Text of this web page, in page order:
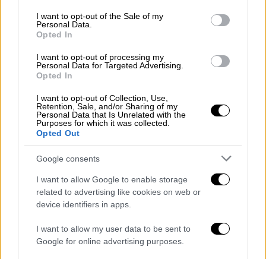
consent section.
I want to opt-out of the Sale of my
Personal Data.
Opted In
I want to opt-out of processing my
Personal Data for Targeted Advertising.
Opted In
I want to opt-out of Collection, Use,
Retention, Sale, and/or Sharing of my
Personal Data that Is Unrelated with the
Purposes for which it was collected.
Opted Out
Google consents
I want to allow Google to enable storage
related to advertising like cookies on web or
device identifiers in apps.
I want to allow my user data to be sent to
Google for online advertising purposes.
Όσον αφοράστη στάση του Μητροπολίτη
ενώπιον του Δικαστηρίου, η δικαστής την
υπεροπτικός, ειρωνικός και είχε εναλλαγή
στη συμπεριφορά του, όπως είπε. Για τον
κατηγορούμενο, o οποίος αρνείται ανάμειξη
στην υπόθεση, η δικαστής ανέφερε πως
στερείται πειστικότητας η μαρτυρία του και
οι πράξεις του αποτελούν άσεμνη επίθεση.
Στο θέμα που είχε εγείρει η υπεράσπιση πως
επηρεάστηκε το δικαίωμα του Μητροπολίτη
τέως Κιτίου να τύχει δίκαιης δίκης διότι
ουσιαστικοί μάρτυρες για την υπεράσπιση
του έχουν πλέον αποβιώσει, το δικαστήριο
την έκρινε ως αβάσιμη γι αυτο και την
απέρριψε.